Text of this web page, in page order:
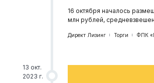
16 октября началось
млн рублей,
Директ Лизинг Торги ФПК
13 окт.
2023 г.